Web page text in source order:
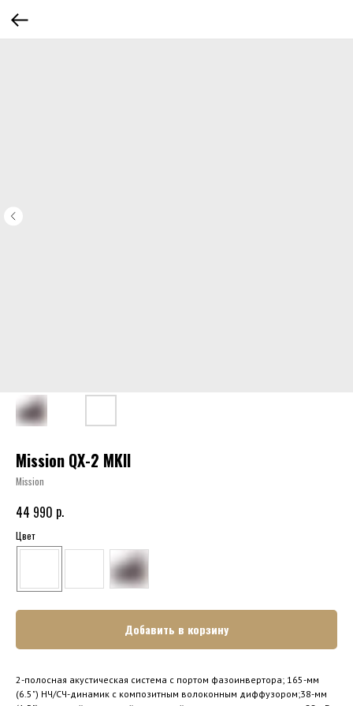
Mission QX-2 MKII
Mission
44 990 р.
Цвет
Добавить в корзину
2-полосная акустическая система с портом фазоинвертора; 165-мм
(6.5") НЧ/СЧ-динамик с композитным волоконным диффузором;38-мм